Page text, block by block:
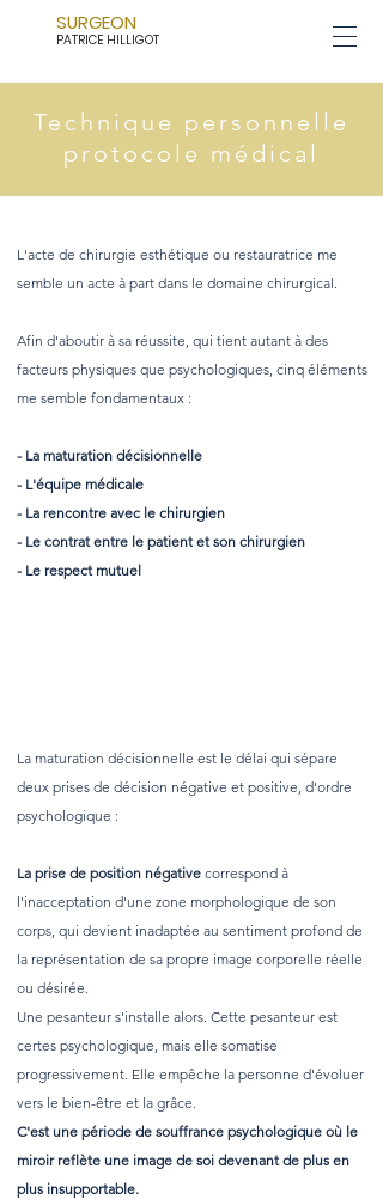
PATRICE HILLIGOT
SURGEON
Technique personnelle
protocole médical
L'acte de chirurgie esthétique ou restauratrice me
semble un acte à part dans le domaine chirurgical.
Afin d'aboutir à sa réussite, qui tient autant à des
facteurs physiques que psychologiques, cinq éléments
me semble fondamentaux :
- La maturation décisionnelle
- L'équipe médicale
- La rencontre avec le chirurgien
- Le contrat entre le patient et son chirurgien
- Le respect mutuel
La maturation décisionnelle est le délai qui sépare
deux prises de décision négative et positive, d'ordre
psychologique :
La prise de position négative correspond à
l'inacceptation d'une zone morphologique de son
corps, qui devient inadaptée au sentiment profond de
la représentation de sa propre image corporelle réelle
ou désirée.
Une pesanteur s'installe alors. Cette pesanteur est
certes psychologique, mais elle somatise
progressivement. Elle empêche la personne d'évoluer
vers le bien-être et la grâce.
C'est une période de souffrance psychologique où le
miroir reflète une image de soi devenant de plus en
plus insupportable.